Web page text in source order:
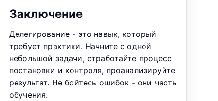
Заключение
Делегирование - это навык, который
требует практики. Начните с одной
небольшой задачи, отработайте процесс
постановки и контроля, проанализируйте
результат. Не бойтесь ошибок - они часть
обучения.